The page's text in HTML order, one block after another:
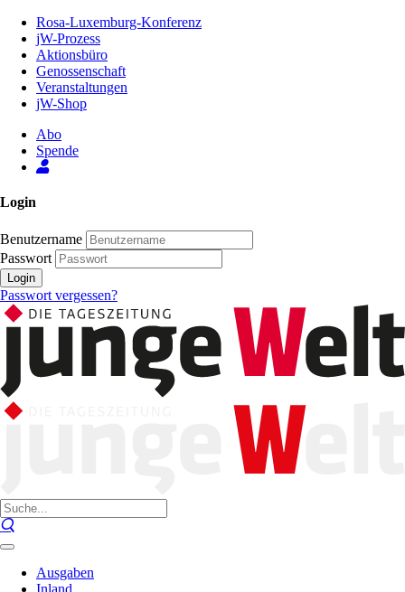
Inhalt
Seite
Rosa-Luxemburg-Konferenz
jW-Prozess
Aktionsbüro
Genossenschaft
Veranstaltungen
jW-Shop
Abo
Spende
Login
Benutzername
Passwort
Login
Passwort vergessen?
Ausgaben
Inland